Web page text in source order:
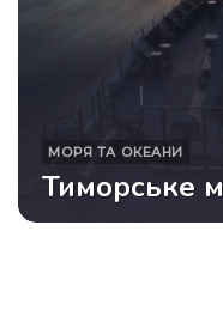
МОРЯ ТА ОКЕАНИ
Тиморське